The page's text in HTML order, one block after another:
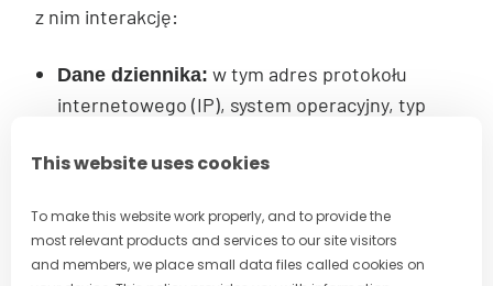
This website uses cookies
To make this website work properly, and to provide the
most relevant products and services to our site visitors
and members, we place small data files called cookies on
z nim interakcję:
Dane dziennika: w tym adres protokołu
internetowego (IP), system operacyjny, typ
wprowadzony adres URL i przekierowująca
czas spędzony w naszych Serwisach oraz
wszelkie błędy, które mogą wystąpić podczas